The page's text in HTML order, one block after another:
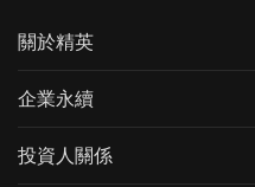
關於精英
企業永續
投資人關係